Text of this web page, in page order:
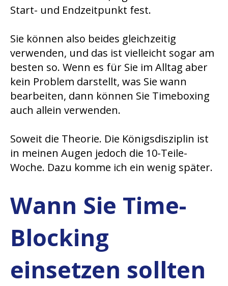
Start- und Endzeitpunkt fest.
Sie können also beides gleichzeitig
verwenden, und das ist vielleicht sogar am
besten so. Wenn es für Sie im Alltag aber
kein Problem darstellt, was Sie wann
bearbeiten, dann können Sie Timeboxing
auch allein verwenden.
Soweit die Theorie. Die Königsdisziplin ist
in meinen Augen jedoch die 10-Teile-
Woche. Dazu komme ich ein wenig später.
Wann Sie Time-
Blocking
einsetzen sollten